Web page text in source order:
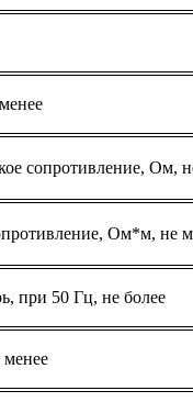
сопротивление, Ом,
Ом*м, не
при 50 Гц, не более